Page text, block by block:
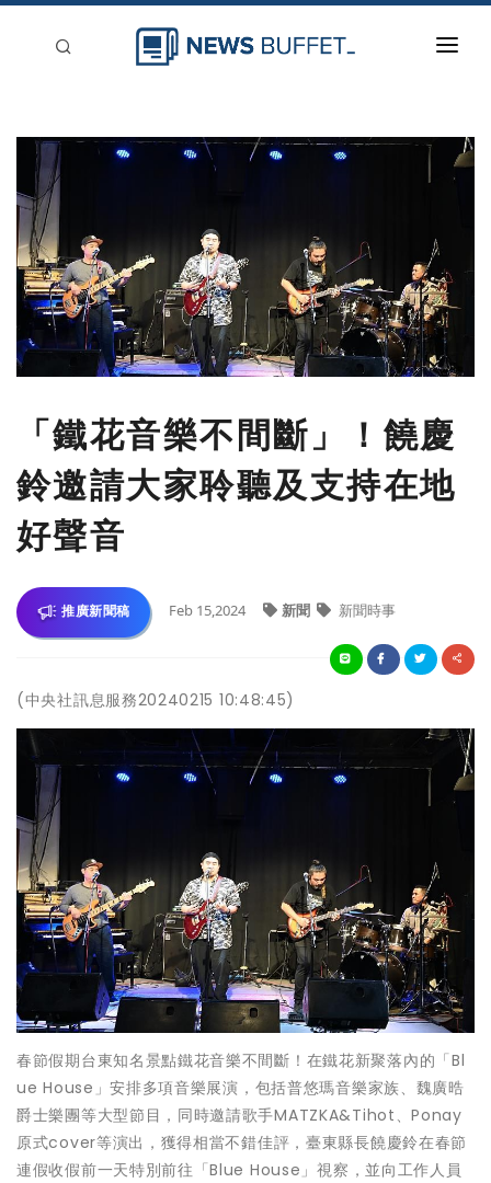
新聞稿分類
刊登
「鐵花音樂不間斷」！饒慶
鈴邀請大家聆聽及支持在地
好聲音
推廣新聞稿 Feb 15,2024 新聞 新聞時事
(中央社訊息服務20240215 10:48:45)
春節假期台東知名景點鐵花音樂不間斷！在鐵花新聚落內的「Bl
ue House」安排多項音樂展演，包括普悠瑪音樂家族、魏廣晧
爵士樂團等大型節目，同時邀請歌手MATZKA&Tihot、Ponay
原式cover等演出，獲得相當不錯佳評，臺東縣長饒慶鈴在春節
連假收假前一天特別前往「Blue House」視察，並向工作人員